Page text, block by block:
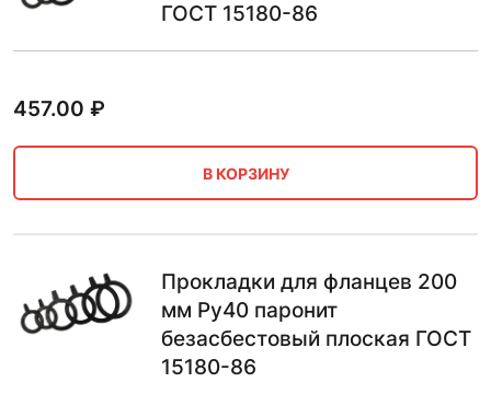
ГОСТ 15180-86
457.00 ₽
В КОРЗИНУ
Прокладки для фланцев 200
мм Ру40 паронит
безасбестовый плоская ГОСТ
15180-86